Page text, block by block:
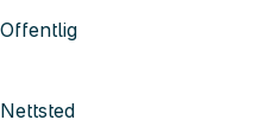
Offentlig
Nettsted